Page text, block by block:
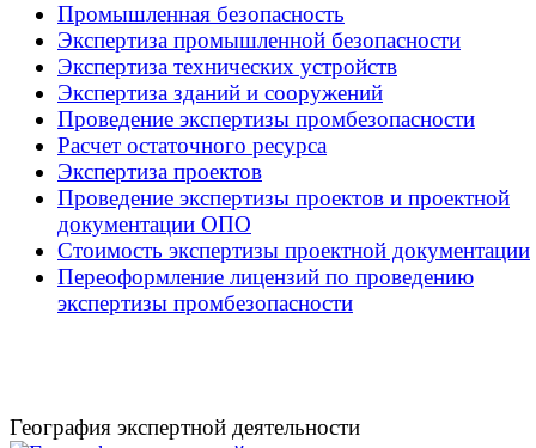
Промышленная безопасность
Экспертиза промышленной безопасности
Экспертиза технических устройств
Экспертиза зданий и сооружений
Проведение экспертизы промбезопасности
Расчет остаточного ресурса
Экспертиза проектов
Проведение экспертизы проектов и проектной
документации ОПО
Стоимость экспертизы проектной документации
Переоформление лицензий по проведению
экспертизы промбезопасности
География экспертной деятельности